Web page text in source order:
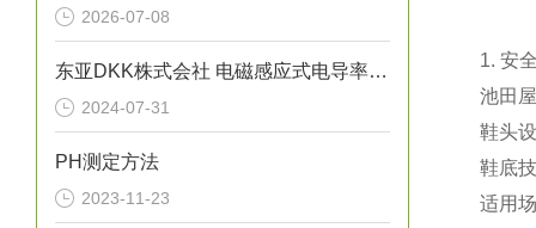
2026-07-08
东亚DKK株式会社 电磁感应式电导率检测仪“ME-6□□/7□□/11T型”
2024-07-31
PH测定方法
2023-11-23
1. 安
池田
鞋头
鞋底
适用